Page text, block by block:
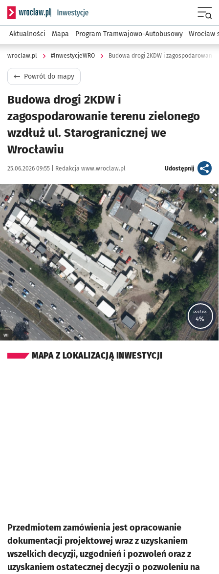
Serwis informacyjny wroclaw.pl podserwis:
Aktualności Mapa Program Tramwajowo-Autobusowy Wrocław
wroclaw.pl #InwestycjeWRO
Powrót do mapy
Budowa drogi 2KDW i
zagospodarowanie terenu zielonego
wzdłuż ul. Starogranicznej we
Wrocławiu
Data publikacji:
25.06.2026 09:55 | Autor:
Redakcja www.wroclaw.pl Udostępnijartykuł
Kliknij, aby powiększyć
WI
postęp:
4%
MAPA Z LOKALIZACJĄ INWESTYCJI
Przedmiotem zamówienia jest opracowanie
dokumentacji projektowej wraz z uzyskaniem
wszelkich decyzji, uzgodnień i pozwoleń oraz z
uzyskaniem ostatecznej decyzji o pozwoleniu na